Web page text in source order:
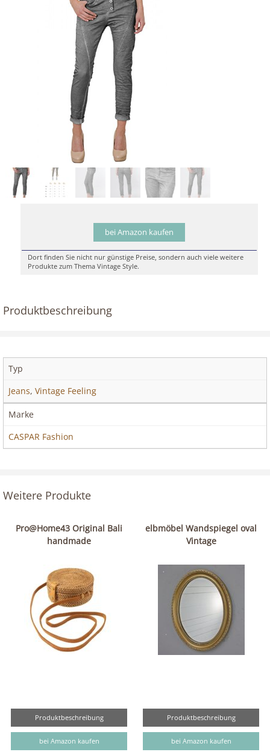
bei Amazon kaufen
Dort finden Sie nicht nur günstige Preise, sondern auch viele weitere
Produkte zum Thema Vintage Style.
Produktbeschreibung
Typ
Jeans, Vintage Feeling
Marke
CASPAR Fashion
Weitere Produkte
Pro@Home43 Original Bali
handmade
Produktbeschreibung
bei Amazon kaufen
elbmöbel Wandspiegel oval
Vintage
Produktbeschreibung
bei Amazon kaufen